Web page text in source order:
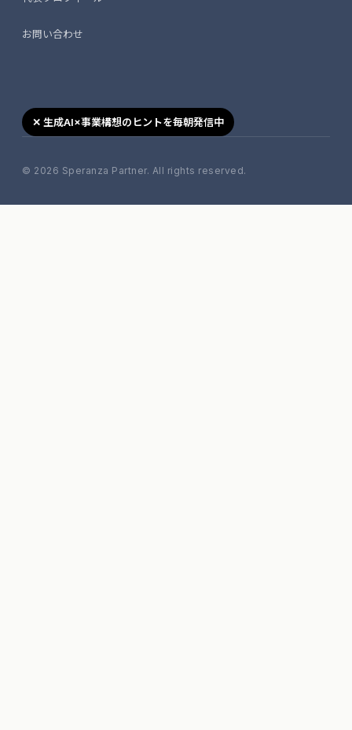
お問い合わせ
✕ 生成AI×事業構想のヒントを毎朝発信中
© 2026 Speranza Partner. All rights reserved.